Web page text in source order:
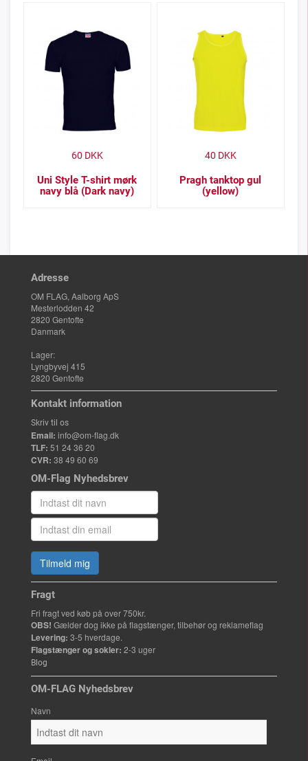
Uni Style T-shirt mørk
navy blå (Dark navy)
60 DKK
Pragh tanktop gul
(yellow)
40 DKK
Adresse
OM FLAG, Aalborg ApS
Mesterlodden 42
2820 Gentofte
Danmark
Lager:
Lyngbyvej 415
2820 Gentofte
Kontakt information
Skriv til os
Email: info@om-flag.dk
TLF: 51 24 36 20
CVR: 38 49 60 69
OM-Flag Nyhedsbrev
Tilmeld mig
Fragt
Fri fragt ved køb på over 750kr.
OBS! Gælder dog ikke på flagstænger, tilbehør og reklameflag
Levering: 3-5 hverdage.
Flagstænger og sokler: 2-3 uger
Blog
OM-FLAG Nyhedsbrev
Navn